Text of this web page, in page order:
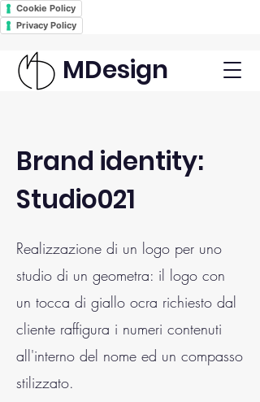
Cookie Policy
Privacy Policy
MDesign
Brand identity:
Studio021
Realizzazione di un logo per uno
studio di un geometra: il logo con
un tocca di giallo ocra richiesto dal
cliente raffigura i numeri contenuti
all'interno del nome ed un compasso
stilizzato.